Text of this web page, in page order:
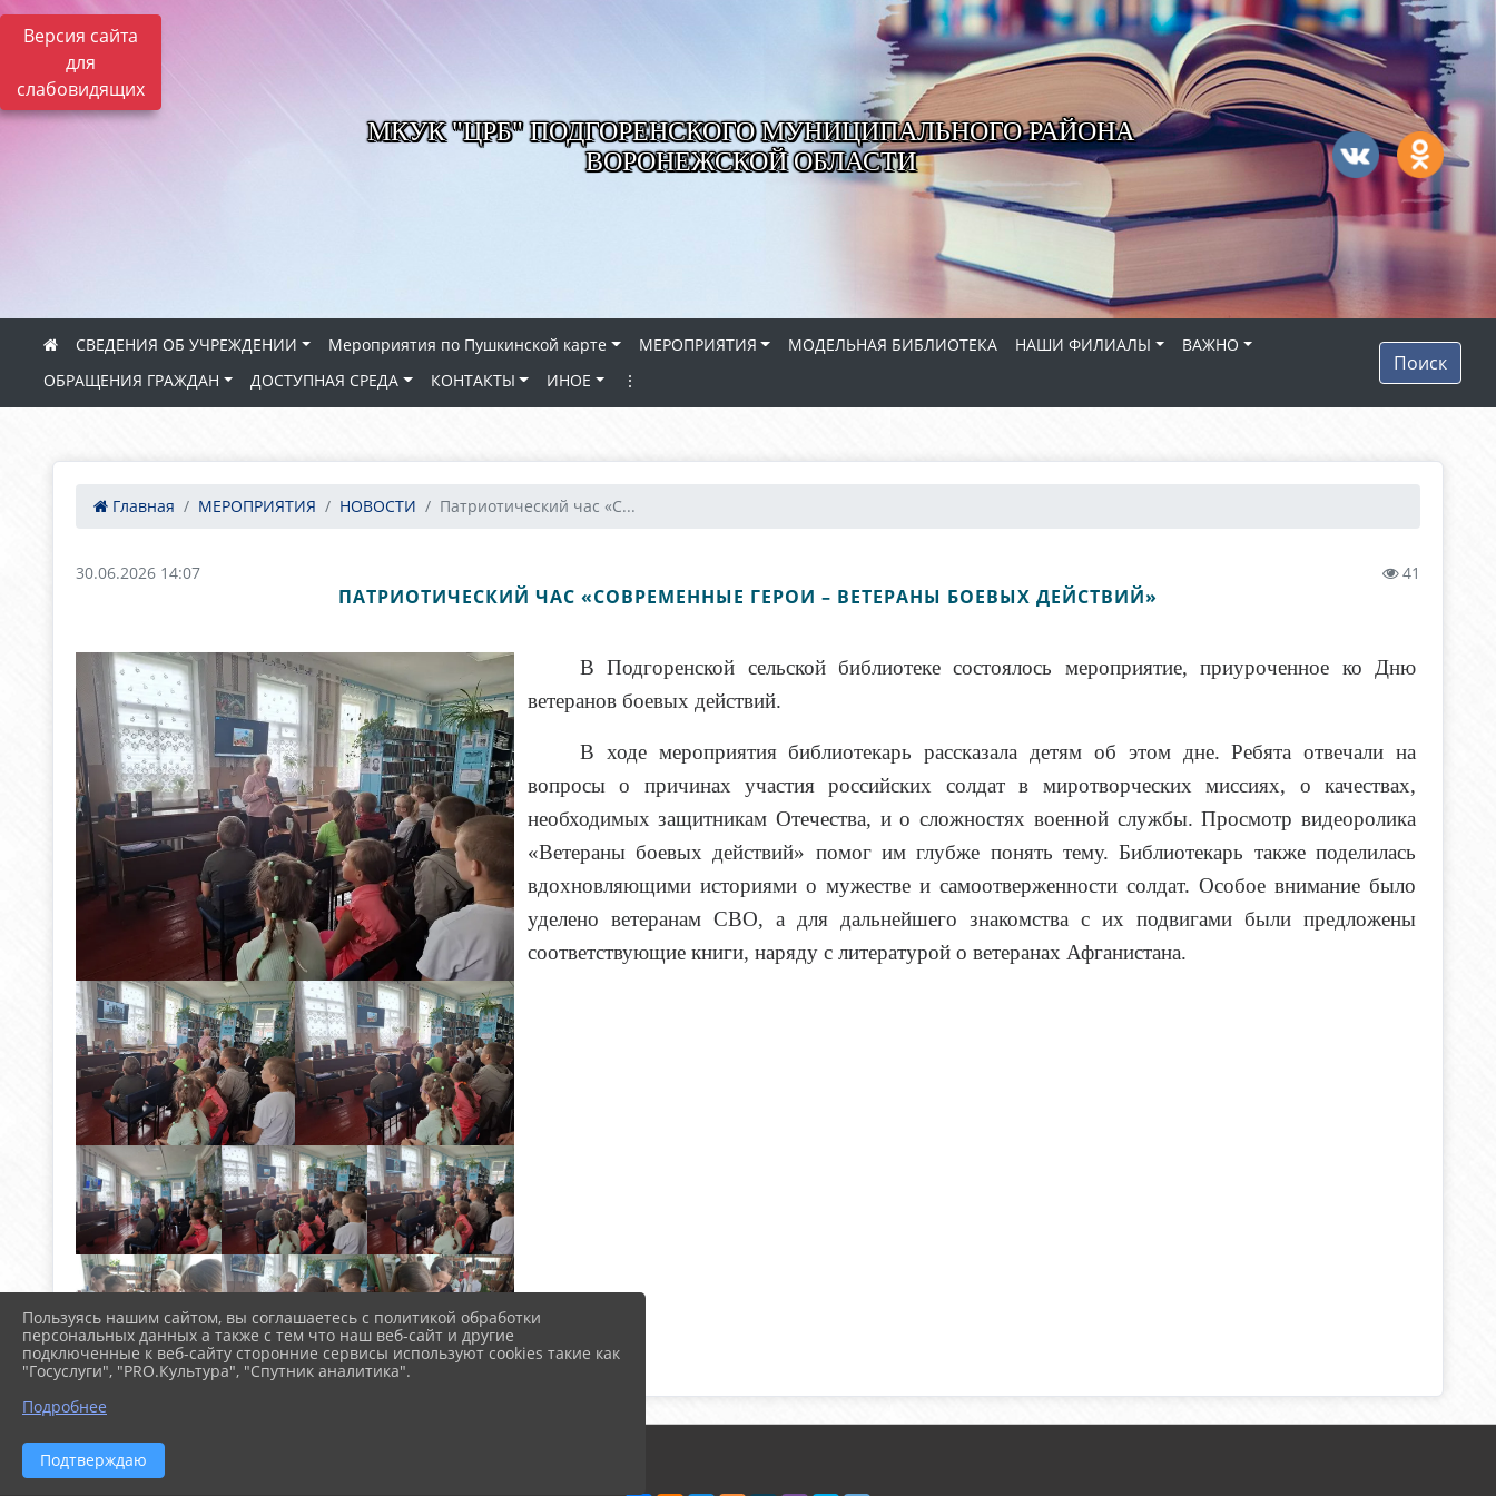
Версия сайта
для
слабовидящих
МКУК "ЦРБ" ПОДГОРЕНСКОГО МУНИЦИПАЛЬНОГО РАЙОНА
ВОРОНЕЖСКОЙ ОБЛАСТИ
СВЕДЕНИЯ ОБ УЧРЕЖДЕНИИ Мероприятия по Пушкинской карте МЕРОПРИЯТИЯ МОДЕЛЬНАЯ БИБЛИОТЕКА НАШИ ФИЛИАЛЫ
ВАЖНО
ОБРАЩЕНИЯ ГРАЖДАН
ДОСТУПНАЯ СРЕДА КОНТАКТЫ ИНОЕ ⋮
Поиск
Главная МЕРОПРИЯТИЯ НОВОСТИ Патриотический час «С...
30.06.2026 14:07 41
ПАТРИОТИЧЕСКИЙ ЧАС «СОВРЕМЕННЫЕ ГЕРОИ – ВЕТЕРАНЫ БОЕВЫХ ДЕЙСТВИЙ»
В Подгоренской сельской библиотеке состоялось мероприятие, приуроченное ко Дню
ветеранов боевых действий.
В ходе мероприятия библиотекарь рассказала детям об этом дне. Ребята отвечали на
вопросы о причинах участия российских солдат в миротворческих миссиях, о качествах,
необходимых защитникам Отечества, и о сложностях военной службы. Просмотр видеоролика
«Ветераны боевых действий» помог им глубже понять тему. Библиотекарь также поделилась
вдохновляющими историями о мужестве и самоотверженности солдат. Особое внимание было
уделено ветеранам СВО, а для дальнейшего знакомства с их подвигами были предложены
соответствующие книги, наряду с литературой о ветеранах Афганистана.
Пользуясь нашим сайтом, вы соглашаетесь с политикой обработки
персональных данных а также с тем что наш веб-сайт и другие
подключенные к веб-сайту сторонние сервисы используют cookies такие как
"Госуслуги", "PRO.Культура", "Спутник аналитика".
Подробнее
Подтверждаю